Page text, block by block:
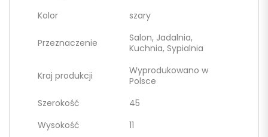
Kolor
szary
Przeznaczenie
Salon, Jadalnia,
Kuchnia, Sypialnia
Kraj produkcji
Wyprodukowano w
Polsce
Szerokość
45
Wysokość
11